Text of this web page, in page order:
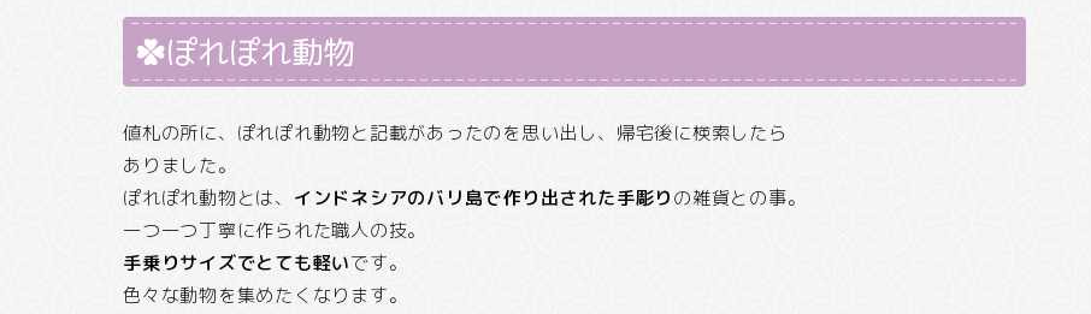
ぽれぽれ動物
値札の所に、ぽれぽれ動物と記載があったのを思い出し、帰宅後に検索したら
ありました。
ぽれぽれ動物とは、 インドネシアのバリ島で作り出された手彫りの雑貨との事。
一つ一つ丁寧に作られた職人の技。
手乗りサイズでとても軽いです。
色々な動物を集めたくなります。